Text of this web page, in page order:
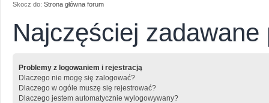
Skocz do: Strona główna forum
Najczęściej zadawane
Problemy z logowaniem i rejestracją
Dlaczego nie mogę się zalogować?
Dlaczego w ogóle muszę się rejestrować?
Dlaczego jestem automatycznie wylogowywany?